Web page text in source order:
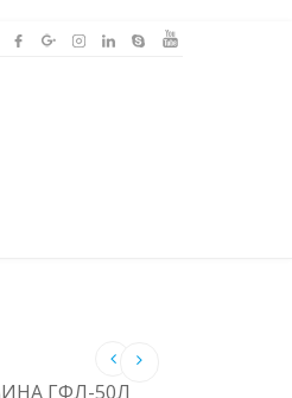
ГФЛ-50Л